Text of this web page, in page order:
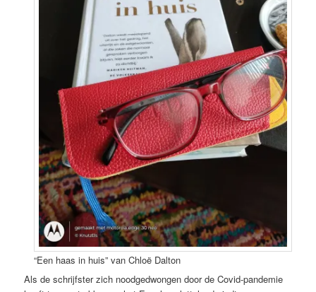
“Een haas in huis” van Chloë Dalton
Als de schrijfster zich noodgedwongen door de Covid-pandemie